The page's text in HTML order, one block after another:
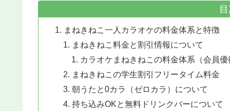
まねきねこ一人カラオケの料金体系と特徴
まねきねこ料金と割引情報について
カラオケまねきねこの料金体系（会員優
まねきねこの学生割引フリータイム料金
朝うたと0カラ（ゼロカラ）について
持ち込みOKと無料ドリンクバーについて